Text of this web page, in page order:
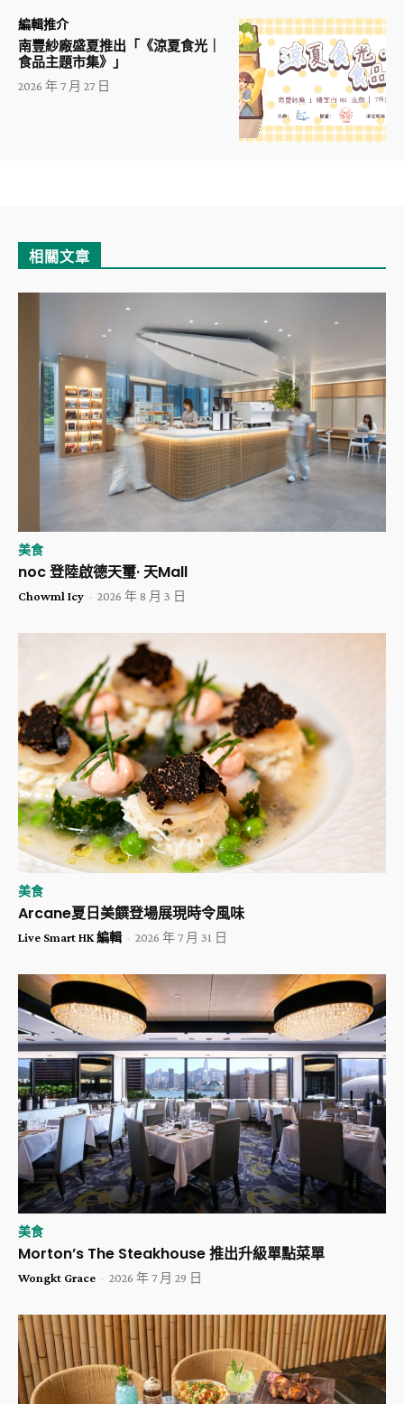
編輯推介
南豐紗廠盛夏推出「《涼夏食光｜
食品主題市集》」
2026 年 7 月 27 日
相關文章
美食
noc 登陸啟德天璽· 天Mall
Chowml Icy - 2026 年 8 月 3 日
美食
Arcane夏日美饌登場展現時令風味
Live Smart HK 編輯 - 2026 年 7 月 31 日
美食
Morton’s The Steakhouse 推出升級單點菜單
Wongkt Grace - 2026 年 7 月 29 日